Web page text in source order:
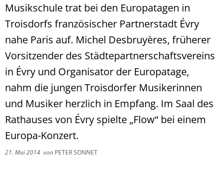
Musikschule trat bei den Europatagen in
Troisdorfs französischer Partnerstadt Évry
nahe Paris auf. Michel Desbruyères, früherer
Vorsitzender des Städtepartnerschaftsvereins
in Évry und Organisator der Europatage,
nahm die jungen Troisdorfer Musikerinnen
und Musiker herzlich in Empfang. Im Saal des
Rathauses von Évry spielte „Flow“ bei einem
Europa-Konzert.
21. Mai 2014 von PETER SONNET